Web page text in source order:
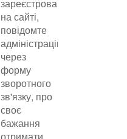
зареєстровані
на сайті,
повідомте
адміністрацію
через
форму
зворотного
зв'язку, про
своє
бажання